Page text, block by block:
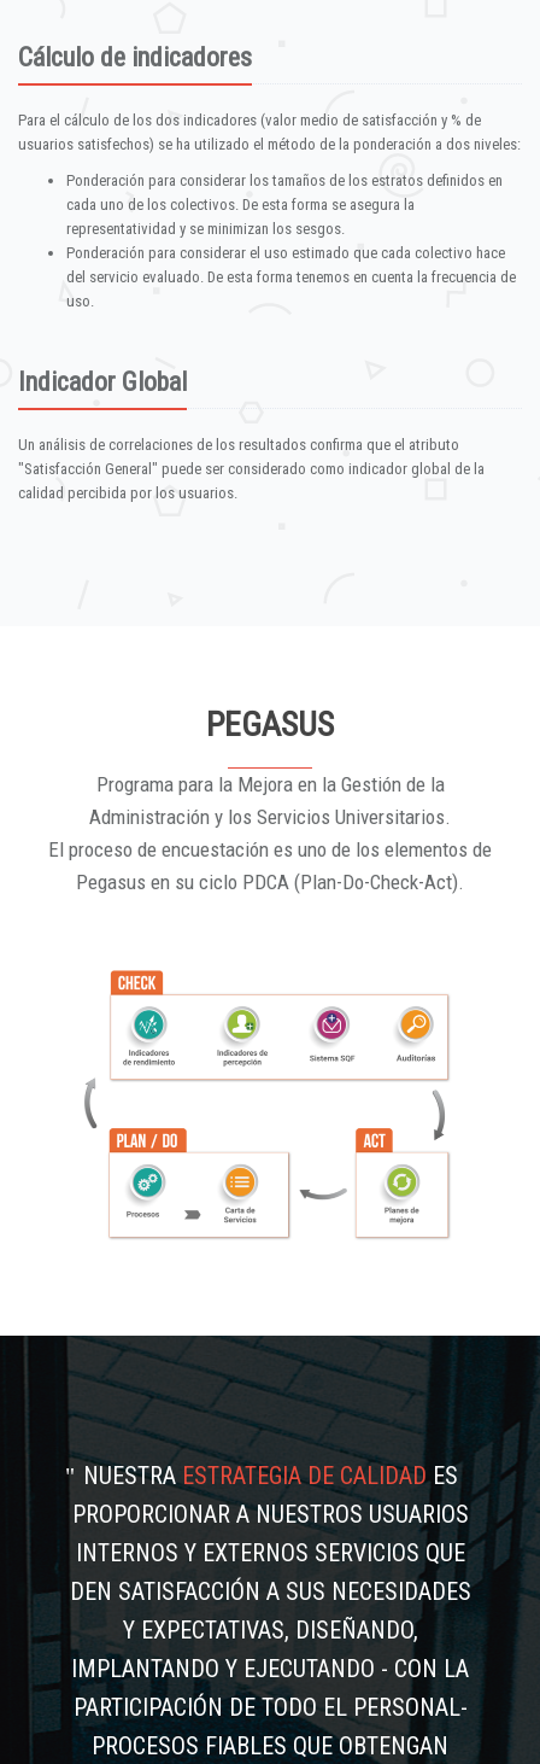
Cálculo de indicadores
Para el cálculo de los dos indicadores (valor medio de satisfacción y % de
usuarios satisfechos) se ha utilizado el método de la ponderación a dos niveles:
Ponderación para considerar los tamaños de los estratos definidos en
cada uno de los colectivos. De esta forma se asegura la
representatividad y se minimizan los sesgos.
Ponderación para considerar el uso estimado que cada colectivo hace
del servicio evaluado. De esta forma tenemos en cuenta la frecuencia de
uso.
Indicador Global
Un análisis de correlaciones de los resultados confirma que el atributo
"Satisfacción General" puede ser considerado como indicador global de la
calidad percibida por los usuarios.
PEGASUS
Programa para la Mejora en la Gestión de la
Administración y los Servicios Universitarios.
El proceso de encuestación es uno de los elementos de
Pegasus en su ciclo PDCA (Plan-Do-Check-Act).
NUESTRAESTRATEGIA DE CALIDADES
PROPORCIONAR A NUESTROS USUARIOS
INTERNOS Y EXTERNOS SERVICIOS QUE
DEN SATISFACCIÓN A SUS NECESIDADES
Y EXPECTATIVAS, DISEÑANDO,
IMPLANTANDO Y EJECUTANDO - CON LA
PARTICIPACIÓN DE TODO EL PERSONAL-
PROCESOS FIABLES QUE OBTENGAN